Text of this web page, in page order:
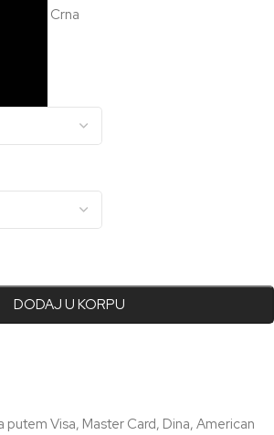
Crna
DODAJ U KORPU
putem Visa, Master Card, Dina, American